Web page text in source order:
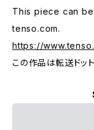
This piece can
tenso.com.
https://
この作品は転送ドッ